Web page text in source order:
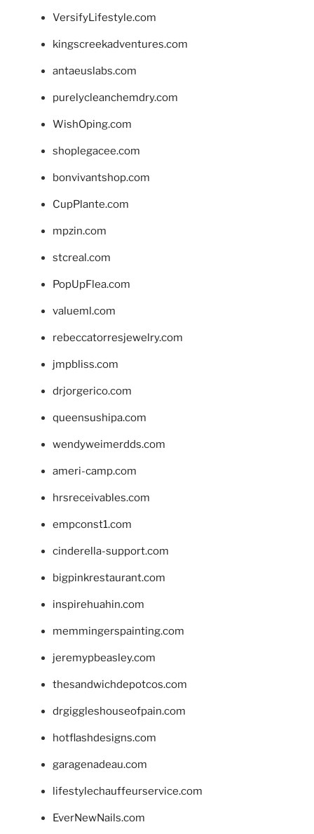
VersifyLifestyle.com
kingscreekadventures.com
antaeuslabs.com
purelycleanchemdry.com
WishOping.com
shoplegacee.com
bonvivantshop.com
CupPlante.com
mpzin.com
stcreal.com
PopUpFlea.com
valueml.com
rebeccatorresjewelry.com
jmpbliss.com
drjorgerico.com
queensushipa.com
wendyweimerdds.com
ameri-camp.com
hrsreceivables.com
empconst1.com
cinderella-support.com
bigpinkrestaurant.com
inspirehuahin.com
memmingerspainting.com
jeremypbeasley.com
thesandwichdepotcos.com
drgiggleshouseofpain.com
hotflashdesigns.com
garagenadeau.com
lifestylechauffeurservice.com
EverNewNails.com